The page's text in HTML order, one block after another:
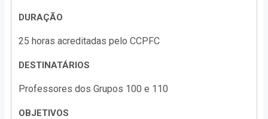
DURAÇÃO
25 horas acreditadas pelo CCPFC
DESTINATÁRIOS
Professores dos Grupos 100 e 110
OBJETIVOS